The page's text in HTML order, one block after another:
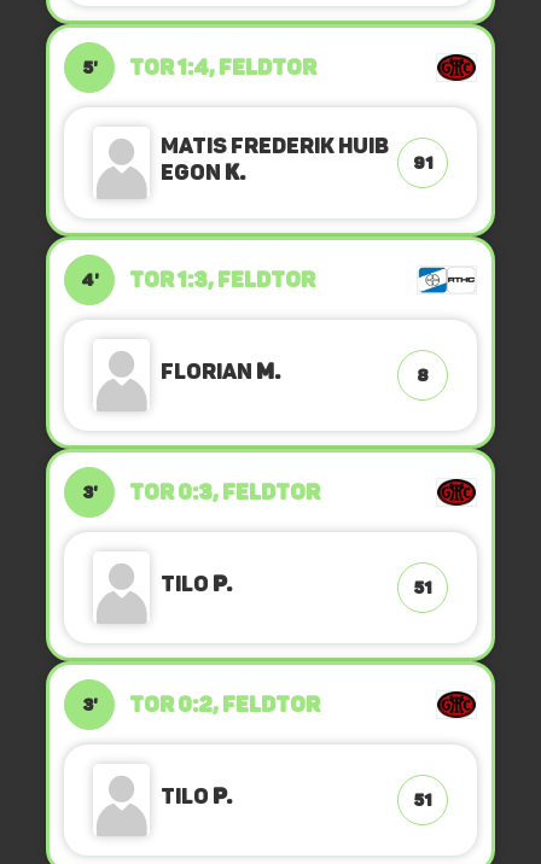
5' TOR 1:4, FELDTOR
Matis Frederik Huib
Egon K. 91
4' TOR 1:3, FELDTOR
Florian M. 8
3' TOR 0:3, FELDTOR
Tilo P. 51
3' TOR 0:2, FELDTOR
Tilo P. 51